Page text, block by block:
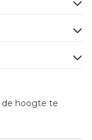
de hoogte te